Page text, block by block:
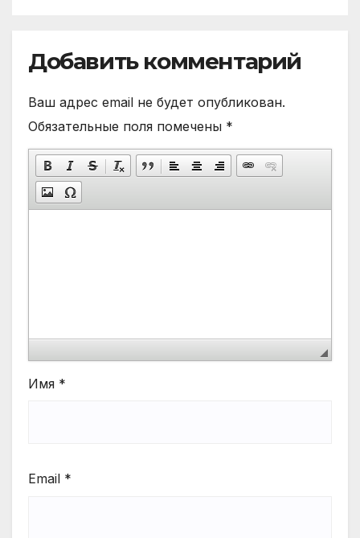
Добавить комментарий
Ваш адрес email не будет опубликован.
Обязательные поля помечены *
Имя *
Email *